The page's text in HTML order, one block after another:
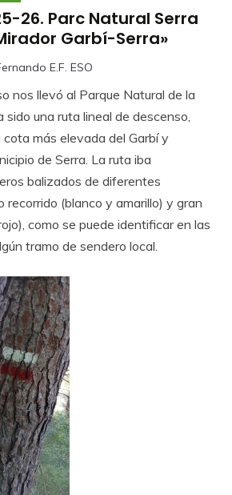
26. Parc Natural Serra
Garbí-Serra»
E.F. ESO
nos llevó al Parque Natural de la
sido una ruta lineal de descenso,
más elevada del Garbí y
de Serra. La ruta iba
balizados de diferentes
recorrido (blanco y amarillo) y gran
como se puede identificar en las
tramo de sendero local.